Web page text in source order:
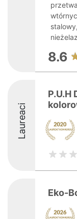
8.6
Laureaci
P.U.H
Eko-